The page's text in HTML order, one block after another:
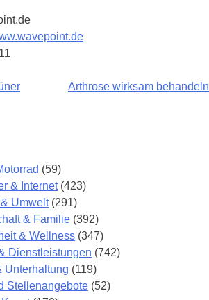
Arthrose wirksam behandeln
(59)
& Internet(423)
Umwelt(291)
& Familie (392)
& Wellness (347)
Dienstleistungen (742)
Unterhaltung (119)
Stellenangebote (52)